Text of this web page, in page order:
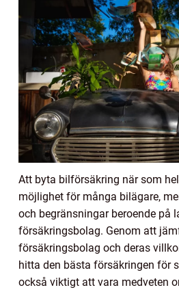
Att byta bilförsäkring när som
möjlighet för många bilägare,
och begränsningar beroende på
försäkringsbolag. Genom att
försäkringsbolag och deras
hitta den bästa försäkringen för
också viktigt att vara medveten